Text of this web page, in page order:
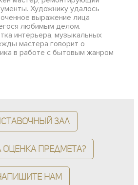
Художнику удалось
выражение лица
любимым делом.
интерьера, музыкальных
мастера говорит о
в работе с бытовым жанром
зал
предмета?
нам